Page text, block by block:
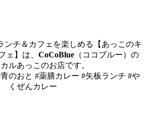
ンチ＆カフェを楽しめる【あっこのキ
ェ】は、 CoCoBlue（ココブルー）の
ルあっこのお店です。
のおと #薬膳カレー #矢板ランチ #や
くぜんカレー